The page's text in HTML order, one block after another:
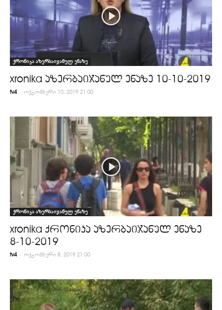
ქრონიკა აზერბაიჯანულ ენაზე
xronika აზერბაიჯანულ ენაზე 10-10-2019
tv4 - ოქტომბერი 10, 2019 21:00
ქრონიკა აზერბაიჯანულ ენაზე
xronika ქრონიკა აზერბაიჯანულ ენაზე
8-10-2019
tv4 - ოქტომბერი 8, 2019 21:00